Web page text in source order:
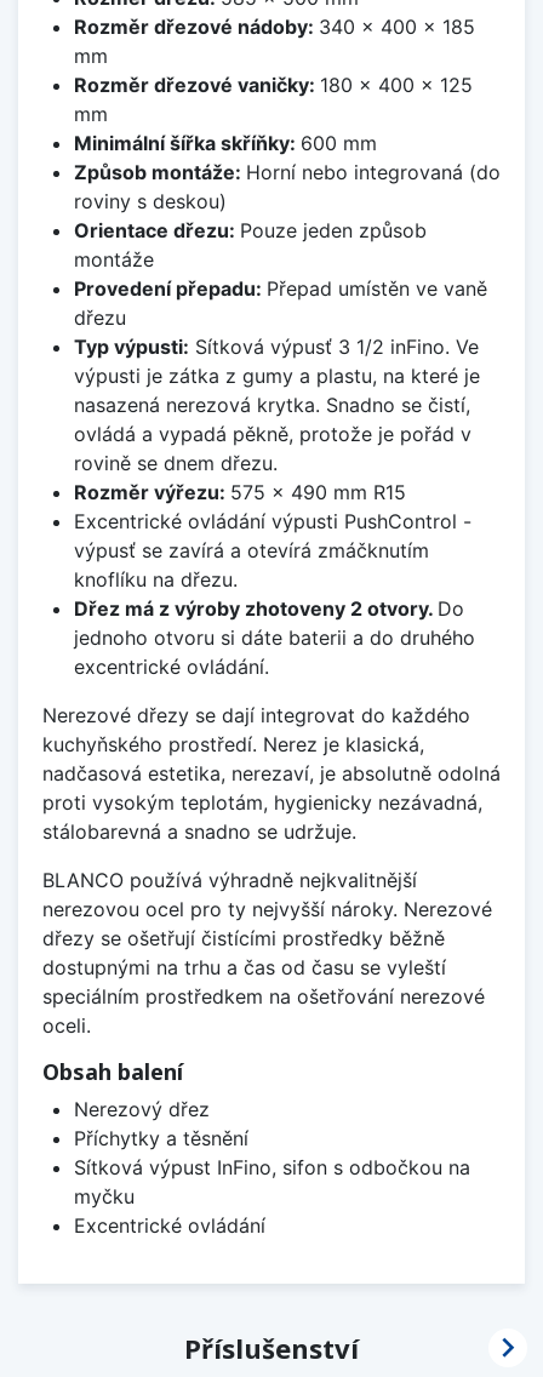
Rozměr dřezové nádoby: 340 x 400 x 185
mm
Rozměr dřezové vaničky: 180 x 400 x 125
mm
Minimální šířka skříňky: 600 mm
Způsob montáže: Horní nebo integrovaná (do
roviny s deskou)
Orientace dřezu: Pouze jeden způsob
montáže
Provedení přepadu: Přepad umístěn ve vaně
dřezu
Typ výpusti: Sítková výpusť 3 1/2 inFino. Ve
výpusti je zátka z gumy a plastu, na které je
nasazená nerezová krytka. Snadno se čistí,
ovládá a vypadá pěkně, protože je pořád v
rovině se dnem dřezu.
Rozměr výřezu: 575 x 490 mm R15
Excentrické ovládání výpusti PushControl -
výpusť se zavírá a otevírá zmáčknutím
knoflíku na dřezu.
Dřez má z výroby zhotoveny 2 otvory. Do
jednoho otvoru si dáte baterii a do druhého
excentrické ovládání.
Nerezové dřezy se dají integrovat do každého
kuchyňského prostředí. Nerez je klasická,
nadčasová estetika, nerezaví, je absolutně odolná
proti vysokým teplotám, hygienicky nezávadná,
stálobarevná a snadno se udržuje.
BLANCO používá výhradně nejkvalitnější
nerezovou ocel pro ty nejvyšší nároky. Nerezové
dřezy se ošetřují čistícími prostředky běžně
dostupnými na trhu a čas od času se vyleští
speciálním prostředkem na ošetřování nerezové
oceli.
Obsah balení
Nerezový dřez
Příchytky a těsnění
Sítková výpust InFino, sifon s odbočkou na
myčku
Excentrické ovládání
Příslušenství 